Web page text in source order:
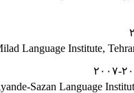
Language Institute,
۲۰۱۰
Sazan Language